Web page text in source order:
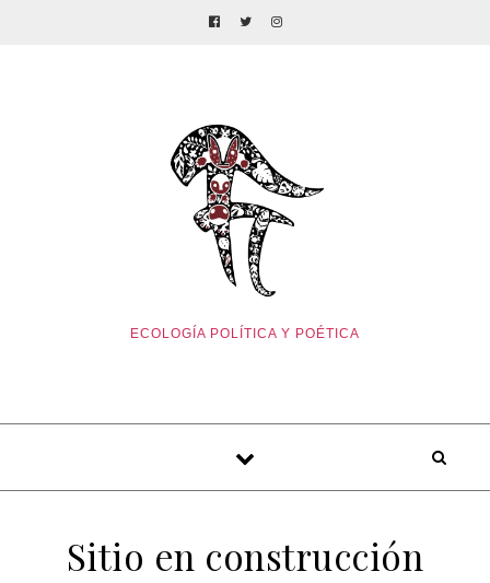
ECOLOGÍA POLÍTICA Y POÉTICA
Sitio en construcción